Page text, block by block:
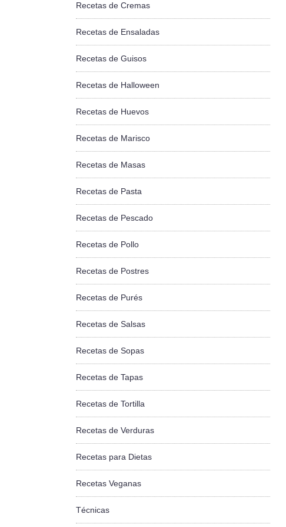
Recetas de Cremas
Recetas de Ensaladas
Recetas de Guisos
Recetas de Halloween
Recetas de Huevos
Recetas de Marisco
Recetas de Masas
Recetas de Pasta
Recetas de Pescado
Recetas de Pollo
Recetas de Postres
Recetas de Purés
Recetas de Salsas
Recetas de Sopas
Recetas de Tapas
Recetas de Tortilla
Recetas de Verduras
Recetas para Dietas
Recetas Veganas
Técnicas